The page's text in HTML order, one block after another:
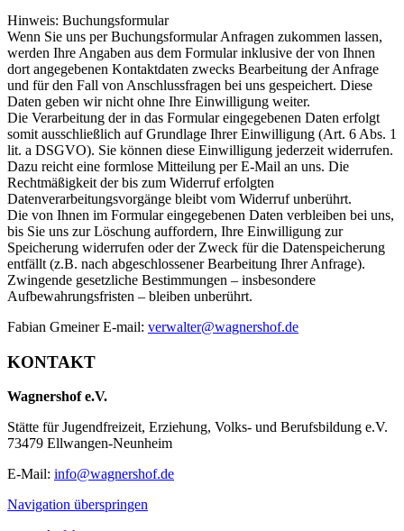
Hinweis: Buchungsformular
Wenn Sie uns per Buchungsformular Anfragen zukommen lassen,
werden Ihre Angaben aus dem Formular inklusive der von Ihnen
dort angegebenen Kontaktdaten zwecks Bearbeitung der Anfrage
und für den Fall von Anschlussfragen bei uns gespeichert. Diese
Daten geben wir nicht ohne Ihre Einwilligung weiter.
Die Verarbeitung der in das Formular eingegebenen Daten erfolgt
somit ausschließlich auf Grundlage Ihrer Einwilligung (Art. 6 Abs. 1
lit. a DSGVO). Sie können diese Einwilligung jederzeit widerrufen.
Dazu reicht eine formlose Mitteilung per E-Mail an uns. Die
Rechtmäßigkeit der bis zum Widerruf erfolgten
Datenverarbeitungsvorgänge bleibt vom Widerruf unberührt.
Die von Ihnen im Formular eingegebenen Daten verbleiben bei uns,
bis Sie uns zur Löschung auffordern, Ihre Einwilligung zur
Speicherung widerrufen oder der Zweck für die Datenspeicherung
entfällt (z.B. nach abgeschlossener Bearbeitung Ihrer Anfrage).
Zwingende gesetzliche Bestimmungen – insbesondere
Aufbewahrungsfristen – bleiben unberührt.
Fabian Gmeiner E-mail: verwalter@wagnershof.de
KONTAKT
Wagnershof e.V.
Stätte für Jugendfreizeit, Erziehung, Volks- und Berufsbildung e.V.
73479 Ellwangen-Neunheim
E-Mail: info@wagnershof.de
Navigation überspringen